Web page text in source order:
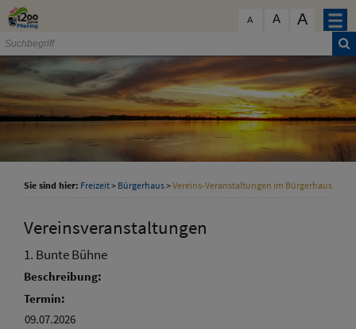
Zum Inhalt
A A A
Sie sind hier: Freizeit> Bürgerhaus>Vereins-Veranstaltungen im Bürgerhaus
Vereinsveranstaltungen
1. Bunte Bühne
Beschreibung:
Termin:
09.07.2026
schließen